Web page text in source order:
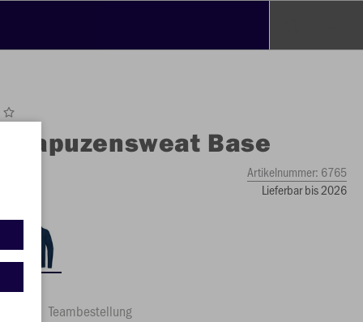
Kapuzensweat Base
Artikelnummer: 6765
Lieferbar bis 2026
Teambestellung